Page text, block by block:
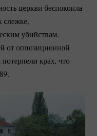
церкви беспокоила
слежке,
убийствам.
от оппозиционной
крах, что